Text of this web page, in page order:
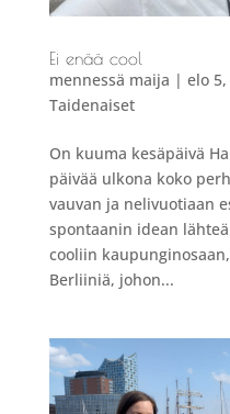
Ei enää cool
mennessä maija | elo
Taidenaiset
On kuuma kesäpäivä
päivää ulkona koko
vauvan ja nelivuotiaan
spontaanin idean
cooliin
Berliiniä, johon...